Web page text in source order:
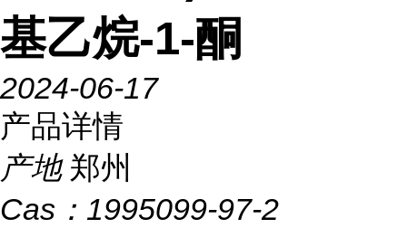
基乙烷-1-酮
2024-06-17
产品详情
产地 郑州
Cas： 1995099-97-2